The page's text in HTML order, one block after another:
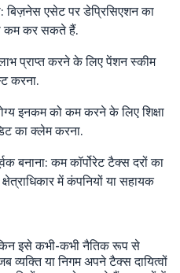
बिज़नेस एसेट पर डेप्रिसिएशन का
कम कर सकते हैं.
प्राप्त करने के लिए पेंशन स्कीम
करना.
इनकम को कम करने के लिए शिक्षा
का क्लेम करना.
बनाना: कम कॉर्पोरेट टैक्स दरों का
में कंपनियों या सहायक
इसे कभी-कभी नैतिक रूप से
व्यक्ति या निगम अपने टैक्स दायित्वों